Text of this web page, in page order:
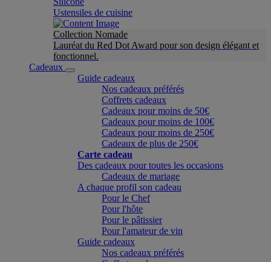
Ustensiles de cuisine
Collection Nomade
Lauréat du Red Dot Award pour son design élégant et
fonctionnel.
Cadeaux
Guide cadeaux
Nos cadeaux préférés
Coffrets cadeaux
Cadeaux pour moins de 50€
Cadeaux pour moins de 100€
Cadeaux pour moins de 250€
Cadeaux de plus de 250€
Carte cadeau
Des cadeaux pour toutes les occasions
Cadeaux de mariage
A chaque profil son cadeau
Pour le Chef
Pour l'hôte
Pour le pâtissier
Pour l'amateur de vin
Guide cadeaux
Nos cadeaux préférés